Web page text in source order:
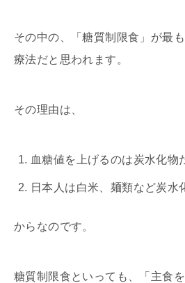
その中の、「糖質制限食」が最
療法だと思われます。
その理由は、
血糖値を上げるのは炭水化物
日本人は白米、麺類など炭水
からなのです。
糖質制限食といっても、「主食